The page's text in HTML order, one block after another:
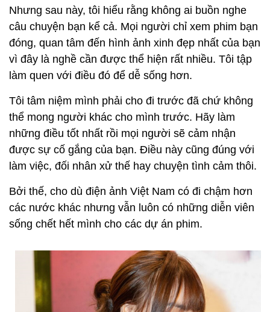
Nhưng sau này, tôi hiểu rằng không ai buồn nghe
câu chuyện bạn kể cả. Mọi người chỉ xem phim bạn
đóng, quan tâm đến hình ảnh xinh đẹp nhất của bạn
vì đây là nghề cần được thể hiện rất nhiều. Tôi tập
làm quen với điều đó để dễ sống hơn.
Tôi tâm niệm mình phải cho đi trước đã chứ không
thể mong người khác cho mình trước. Hãy làm
những điều tốt nhất rồi mọi người sẽ cảm nhận
được sự cố gắng của bạn. Điều này cũng đúng với
làm việc, đối nhân xử thế hay chuyện tình cảm thôi.
Bởi thế, cho dù điện ảnh Việt Nam có đi chậm hơn
các nước khác nhưng vẫn luôn có những diễn viên
sống chết hết mình cho các dự án phim.